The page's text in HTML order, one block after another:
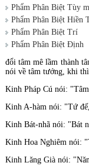
Phẩm Phân Biệt Tùy
Phẩm Phân Biệt Hiền
Phẩm Phân Biệt Trí
Phẩm Phân Biệt Ðịnh
đổi tâm mê lầm thành
nói về tâm tướng, khi thì
Kinh Pháp Cú nói:
Kinh A-hàm nói: "Tứ
Kinh Bát-nhã nói: "Bát
Kinh Hoa Nghiêm nói:
Kinh Lăng Già nói: